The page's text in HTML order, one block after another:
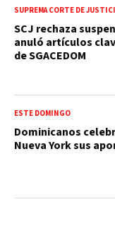
SUPREMA CORTE DE
SCJ rechaza
anuló artículos
de SGACEDOM
ESTE DOMINGO
Dominicanos
Nueva York sus